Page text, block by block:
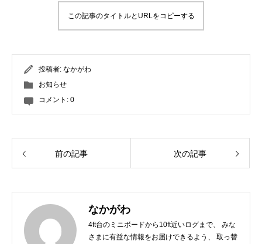
この記事のタイトルとURLをコピーする
投稿者: なかがわ
お知らせ
コメント: 0
前の記事 次の記事
なかがわ
4ft台のミニボードから10ft近いログまで、 みな
さまに有益な情報をお届けできるよう、 取っ替